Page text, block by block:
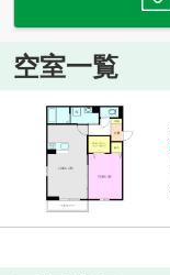
空室一覧